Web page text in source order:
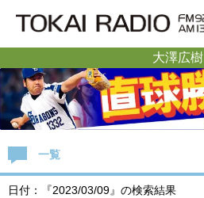
大澤広樹
一覧
日付：『2023/03/09』の検索結果